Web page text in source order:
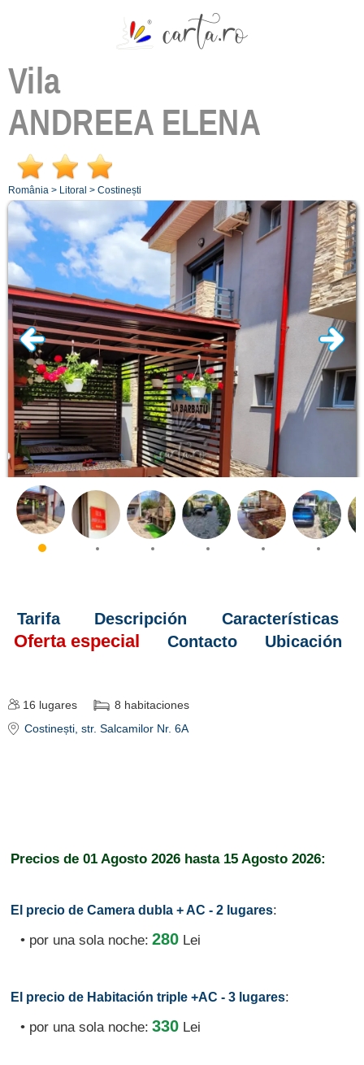
Vila
ANDREEA ELENA
România > Litoral > Costinești
Tarifa Descripción Características
Oferta especial Contacto Ubicación
16 lugares 8 habitaciones
Costinești, str. Salcamilor Nr. 6A
Precios de 01 Agosto 2026 hasta 15 Agosto 2026:
El precio de Camera dubla + AC - 2 lugares:
• por una sola noche: 280 Lei
El precio de Habitación triple +AC - 3 lugares:
• por una sola noche: 330 Lei